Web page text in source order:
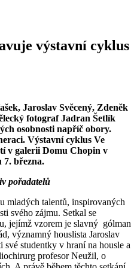
výstavní cyklus
Jaroslav Svěcený, Zdeněk
fotograf Jadran Šetlík
osobnosti napříč obory.
Výstavní cyklus Ve
v galerii Domu Chopin v
7. března.
pořadatelů
mladých talentů, inspirovaných
svého zájmu. Setkal se
jejímž vzorem je slavný gólman
významný houslista Jaroslav
studentky v hraní na housle a
profesor Neužil, o